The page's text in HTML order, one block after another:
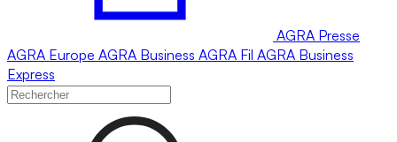
AGRA Presse
AGRA Europe AGRA Business AGRA Fil AGRA Business
Express